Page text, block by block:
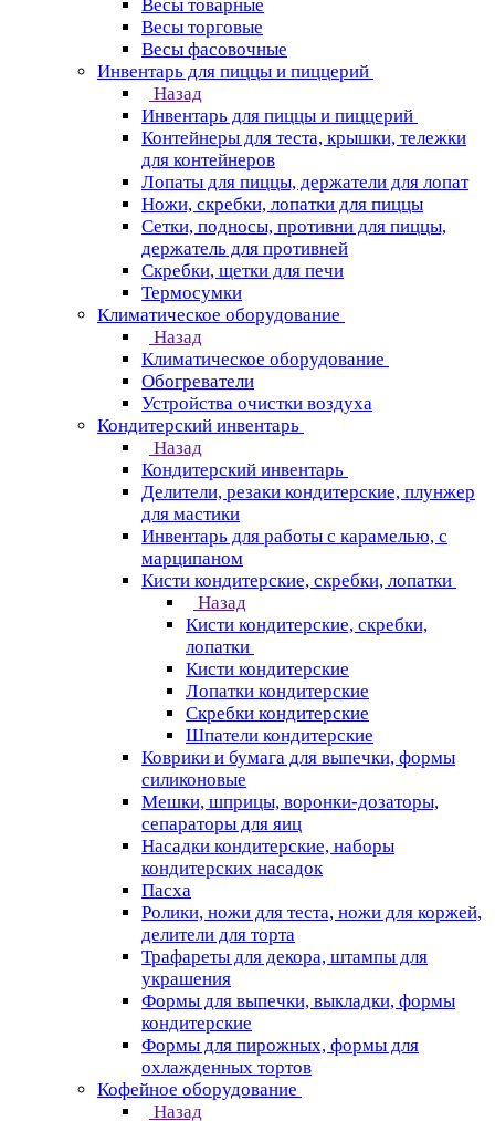
Весы товарные
Весы торговые
Весы фасовочные
Инвентарь для пиццы и пиццерий
Назад
Инвентарь для пиццы и пиццерий
Контейнеры для теста, крышки, тележки
для контейнеров
Лопаты для пиццы, держатели для лопат
Ножи, скребки, лопатки для пиццы
Сетки, подносы, противни для пиццы,
держатель для противней
Скребки, щетки для печи
Термосумки
Климатическое оборудование
Назад
Климатическое оборудование
Обогреватели
Устройства очистки воздуха
Кондитерский инвентарь
Назад
Кондитерский инвентарь
Делители, резаки кондитерские, плунжер
для мастики
Инвентарь для работы с карамелью, с
марципаном
Кисти кондитерские, скребки, лопатки
Назад
Кисти кондитерские, скребки,
лопатки
Кисти кондитерские
Лопатки кондитерские
Скребки кондитерские
Шпатели кондитерские
Коврики и бумага для выпечки, формы
силиконовые
Мешки, шприцы, воронки-дозаторы,
сепараторы для яиц
Насадки кондитерские, наборы
кондитерских насадок
Пасха
Ролики, ножи для теста, ножи для коржей,
делители для торта
Трафареты для декора, штампы для
украшения
Формы для выпечки, выкладки, формы
кондитерские
Формы для пирожных, формы для
охлажденных тортов
Кофейное оборудование
Назад